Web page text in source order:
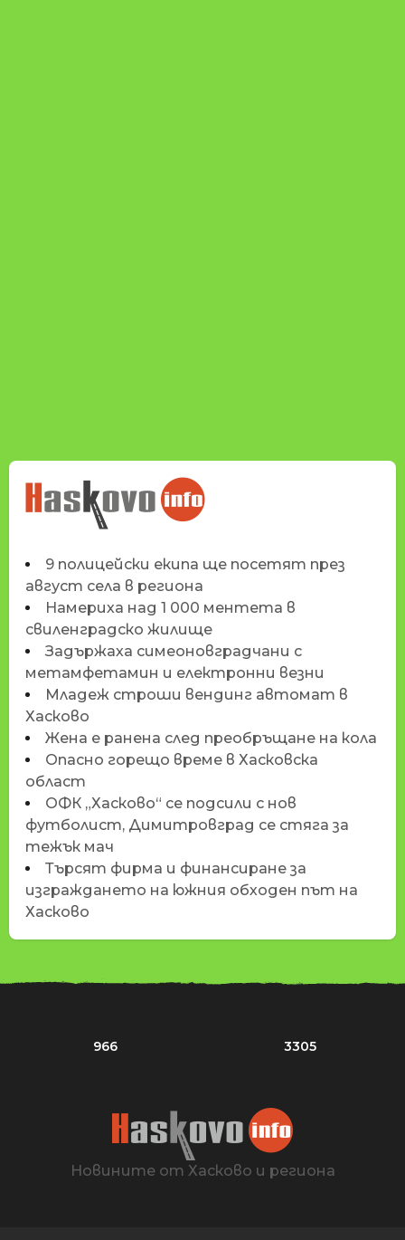
НОВИНИТЕ НА
HASKOVO.INFO
9 полицейски екипа ще посетят през
август села в региона
Намериха над 1 000 ментета в
свиленградско жилище
Задържаха симеоновградчани с
метамфетамин и електронни везни
Младеж строши вендинг автомат в
Хасково
Жена е ранена след преобръщане на кола
Опасно горещо време в Хасковска
област
ОФК „Хасково“ се подсили с нов
футболист, Димитровград се стяга за
тежък мач
Търсят фирма и финансиране за
изграждането на южния обходен път на
Хасково
966 3305
Новините от Хасково и региона